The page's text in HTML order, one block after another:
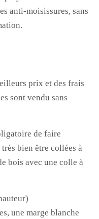
anti-moisissures, sans
prix et des frais
sont vendu sans
de faire
bien être collées à
bois avec une colle à
une marge blanche